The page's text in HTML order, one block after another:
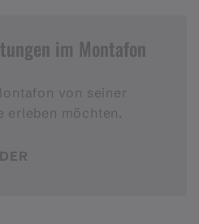
im Montafon
von seiner
erleben möchten.